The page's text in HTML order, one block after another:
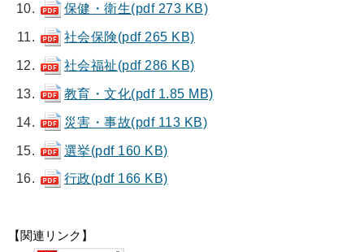
保健・衛生(pdf 273 KB)
社会保険(pdf 265 KB)
社会福祉(pdf 286 KB)
教育・文化(pdf 1.85 MB)
災害・事故(pdf 113 KB)
選挙(pdf 160 KB)
行政(pdf 166 KB)
【関連リンク】